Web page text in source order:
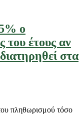
ο
του έτους αν
στα
πληθωρισμού τόσο